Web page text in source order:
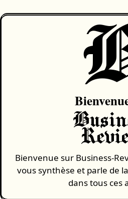
Bienvenue sur Business-
vous synthèse et parle de
dans tous ces